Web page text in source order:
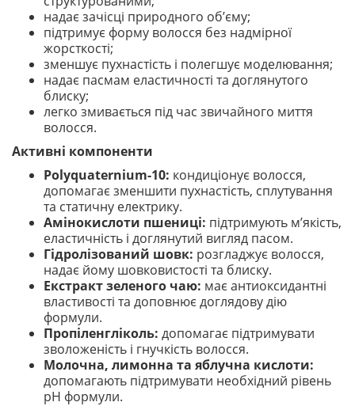
надає зачісці природного об’єму;
підтримує форму волосся без надмірної
жорсткості;
зменшує пухнастість і полегшує моделювання;
надає пасмам еластичності та доглянутого
блиску;
легко змивається під час звичайного миття
волосся.
Активні компоненти
Polyquaternium-10: кондиціонує волосся,
допомагає зменшити пухнастість, сплутування
та статичну електрику.
Амінокислоти пшениці: підтримують м’якість,
еластичність і доглянутий вигляд пасом.
Гідролізований шовк: розгладжує волосся,
надає йому шовковистості та блиску.
Екстракт зеленого чаю: має антиоксидантні
властивості та доповнює доглядову дію
формули.
Пропіленгліколь: допомагає підтримувати
зволоженість і гнучкість волосся.
Молочна, лимонна та яблучна кислоти:
допомагають підтримувати необхідний рівень
pH формули.